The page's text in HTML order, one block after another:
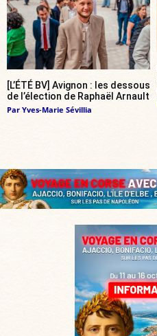
[L’ÉTÉ BV] Avignon : les dessous
de l’élection de Raphaël Arnault
Par Yves-Marie Sévillia